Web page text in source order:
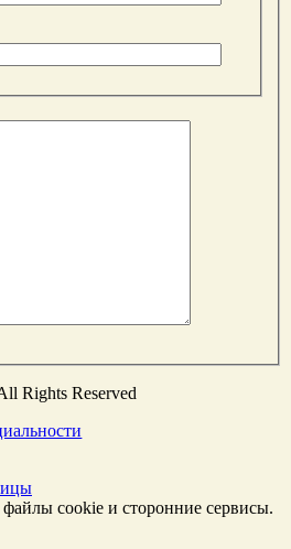
Rights Reserved
файлы cookie и сторонние сервисы.